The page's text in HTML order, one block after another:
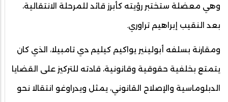
وهي معضلة ستختبر رؤيته كأبرز قائد للمرحلة الانتقالية،
بعد النقيب إبراهيم تراوري.
ومقارنة بسلفه أبولينير يواكيم كيليم دي تامبيلا، الذي كان
يتمتع بخلفية حقوقية وقانونية، قادته للتركيز على القضايا
الدبلوماسية والإصلاح القانوني، يمثل ويدراوغو انتقالا نحو